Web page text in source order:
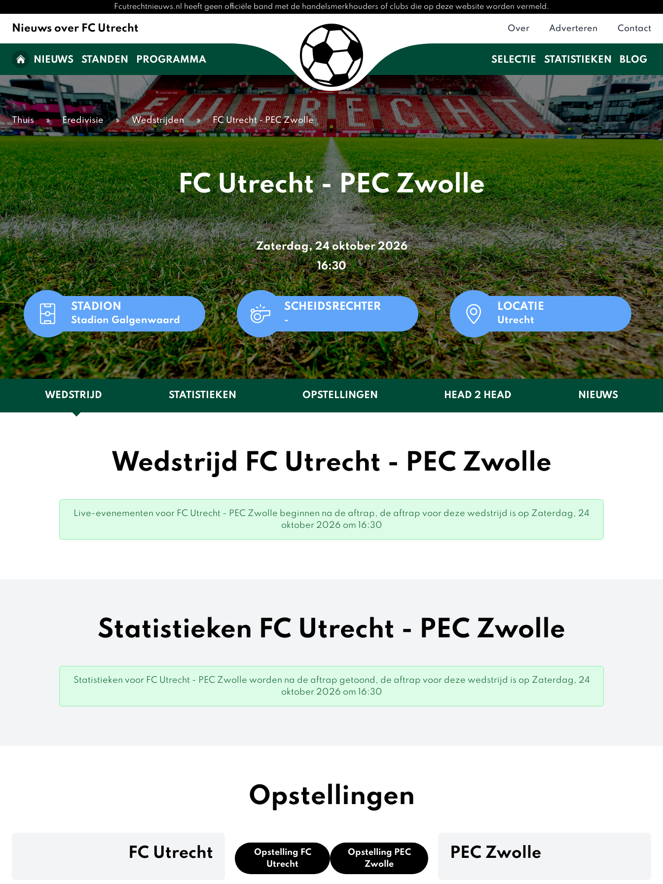
Fcutrechtnieuws.nl heeft geen officiële band met de handelsmerkhouders of clubs die op deze website worden vermeld.
Nieuws over FC Utrecht Over Adverteren Contact
NIEUWS STANDEN PROGRAMMA SELECTIE STATISTIEKEN BLOG
Thuis » Eredivisie » Wedstrijden » FC Utrecht - PEC Zwolle
FC Utrecht - PEC Zwolle
Zaterdag, 24 oktober 2026
16:30
STADION
Stadion Galgenwaard
SCHEIDSRECHTER
-
LOCATIE
Utrecht
WEDSTRIJD STATISTIEKEN OPSTELLINGEN HEAD 2 HEAD NIEUWS
Wedstrijd FC Utrecht - PEC Zwolle
Live-evenementen voor FC Utrecht - PEC Zwolle beginnen na de aftrap, de aftrap voor deze wedstrijd is op Zaterdag, 24
oktober 2026 om 16:30
Statistieken FC Utrecht - PEC Zwolle
Statistieken voor FC Utrecht - PEC Zwolle worden na de aftrap getoond, de aftrap voor deze wedstrijd is op Zaterdag, 24
oktober 2026 om 16:30
Opstellingen
FC Utrecht
Opstelling FC
Utrecht
Opstelling PEC
Zwolle
PEC Zwolle